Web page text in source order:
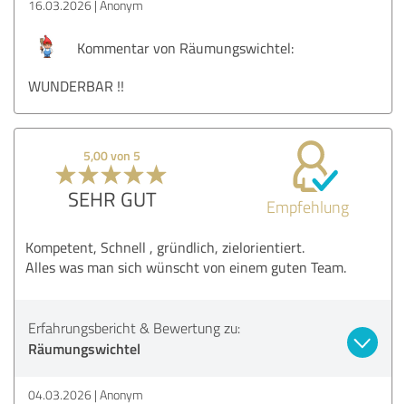
16.03.2026 Anonym
Kommentar von Räumungswichtel:
WUNDERBAR !!
5,00 von 5
SEHR GUT Empfehlung
Kompetent, Schnell , gründlich, zielorientiert.
Alles was man sich wünscht von einem guten Team.
Erfahrungsbericht & Bewertung zu:
Räumungswichtel
04.03.2026 Anonym